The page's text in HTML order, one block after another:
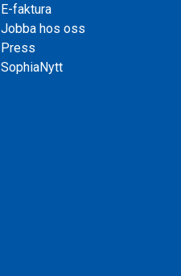
E-faktura
Jobba hos oss
Press
SophiaNytt